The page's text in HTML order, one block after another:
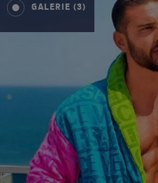
GALERIE (3)